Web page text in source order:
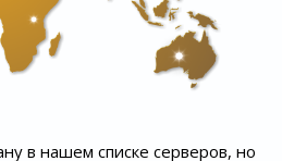
в нашем списке серверов, но